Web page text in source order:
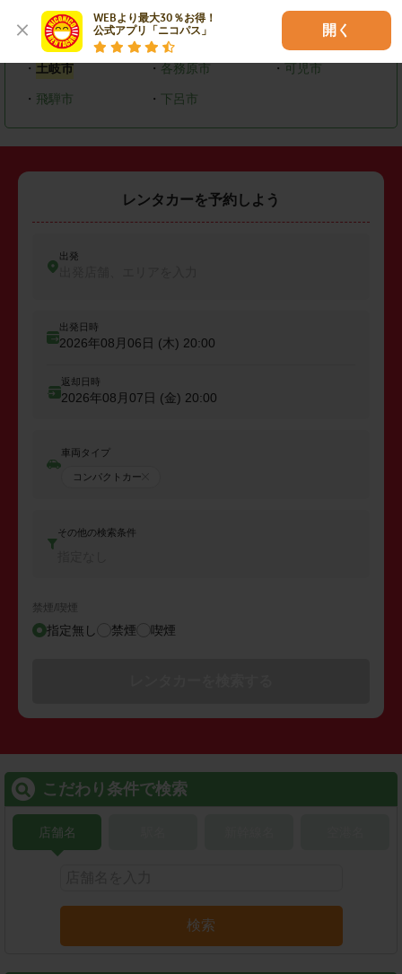
WEBより最大30％お得！
公式アプリ「ニコパス」
開く
・ 多治見市 ・関市
・ 土岐市 ・ 各務原市 ・ 可児市
・ 飛騨市 ・ 下呂市
レンタカーを予約しよう
出発
出発日時
2026年08月06日 (木) 20:00
返却日時
2026年08月07日 (金) 20:00
車両タイプ
コンパクトカー
その他の検索条件
禁煙/喫煙
指定無し 禁煙 喫煙
こだわり条件で検索
店舗名
検索